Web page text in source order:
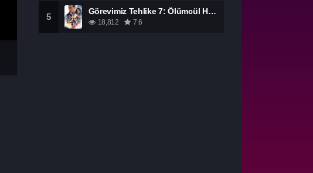
5
Görevimiz Tehlike 7: Ölümcül Hesaplaşma Bölüm 1 izle
18,812 7.6